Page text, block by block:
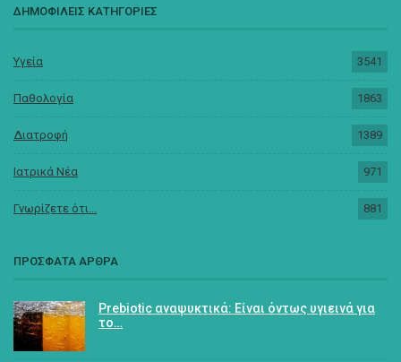
ΔΗΜΟΦΙΛΕΙΣ ΚΑΤΗΓΟΡΙΕΣ
Υγεία 3541
Παθολογία 1863
Διατροφή 1389
Ιατρικά Νέα 971
Γνωρίζετε ότι... 881
ΠΡΟΣΦΑΤΑ ΑΡΘΡΑ
Prebiotic αναψυκτικά: Είναι όντως υγιεινά για
το…